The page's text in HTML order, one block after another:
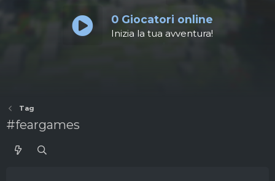
0Giocatori online
Inizia la tua avventura!
Tag
#feargames